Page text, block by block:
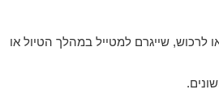
לרכוש, שייגרם למטייל במהלך הטיול או